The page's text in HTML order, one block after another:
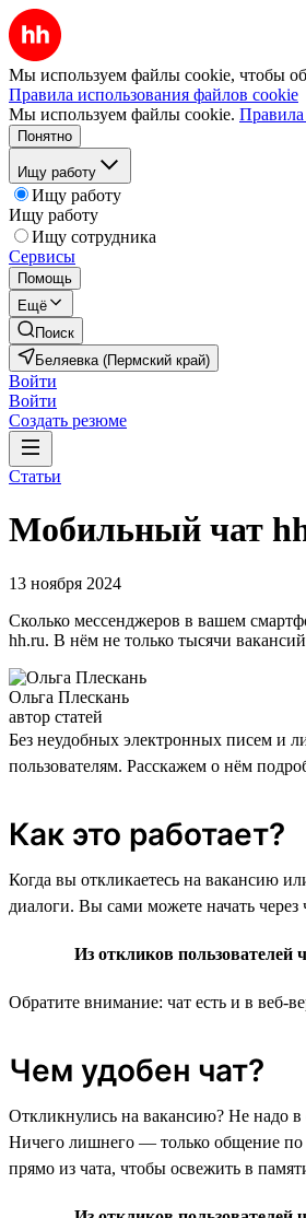
Мы используем файлы cookie, чтобы
Правила использования файлов cookie
Мы используем файлы cookie. Правила
Понятно
Ищу работу
Ищу работу
Ищу работу
Ищу сотрудника
Сервисы
Помощь
Ещё
Поиск
Беляевка (Пермский край)
Войти
Войти
Создать резюме
Статьи
Мобильный чат
13 ноября 2024
Сколько мессенджеров в вашем
hh.ru. В нём не только тысячи
Ольга Плескань
автор статей
Без неудобных электронных писем и
пользователям. Расскажем о нём
Как это работает?
Когда вы откликаетесь на вакансию
диалоги. Вы сами можете начать
Из откликов пользователей
Обратите внимание: чат есть и в веб-
Чем удобен чат?
Откликнулись на вакансию? Не надо
Ничего лишнего — только общение по
прямо из чата, чтобы освежить в